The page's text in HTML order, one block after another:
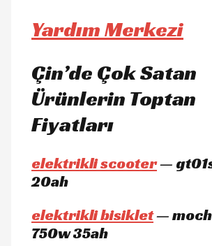
Yardım Merkezi
Çin’de Çok Satan
Ürünlerin Toptan
Fiyatları
elektrikli scooter—
20ah
elektrikli bisiklet—
750w 35ah